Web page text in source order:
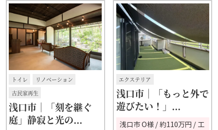
トイレ
リノベーション
古民家再生
浅口市│「刻を継ぐ
庭」静寂と光の...
エクステリア
浅口市｜「もっと外で
遊びたい！」...
浅口市 O様 / 約110万円 / 工